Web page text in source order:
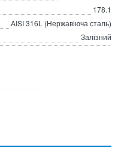
178.1
AISI 316L (Нержавіюча сталь)
Залізний